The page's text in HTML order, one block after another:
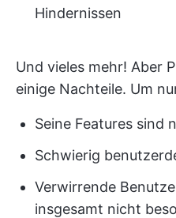
Hindernissen
Und vieles mehr! Aber
einige Nachteile. Um
Seine Features sind
Schwierig
Verwirrende
insgesamt nicht